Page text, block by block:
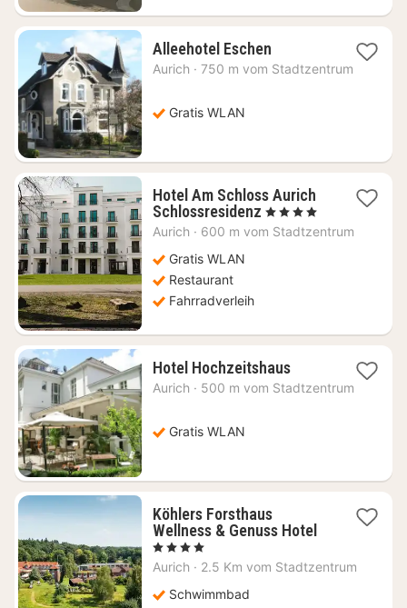
Alleehotel Eschen1
Nacht
Aurich · 750 m vom Stadtzentrum
Gratis WLAN
Hotel Am Schloss Aurich
Schlossresidenz 1
Nacht
, 4 Sterne
Aurich · 600 m vom Stadtzentrum
Gratis WLAN
Restaurant
Fahrradverleih
Hotel Hochzeitshaus1
Nacht
Aurich · 500 m vom Stadtzentrum
Gratis WLAN
Köhlers Forsthaus
Wellness & Genuss Hotel1
ab
, 4 Sterne
Aurich · 2.5 Km vom Stadtzentrum
Schwimmbad